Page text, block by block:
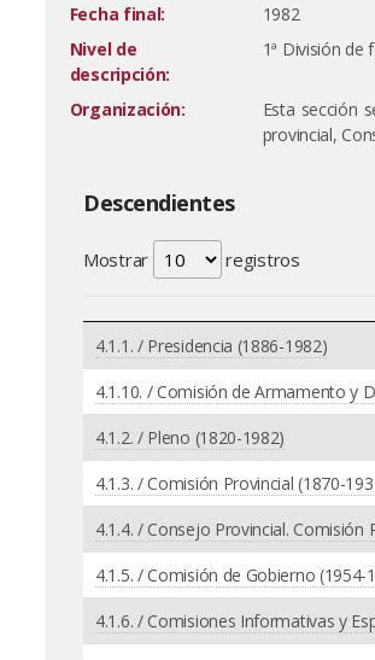
Fecha final:
1982
Nivel de
descripción:
1ª División de
Organización:
Esta sección
provincial,
Descendientes
Mostrar registros
4.1.1. / Presidencia (1886-1982)
4.1.10. / Comisión de Armamento y
4.1.2. / Pleno (1820-1982)
4.1.3. / Comisión Provincial (1870-
4.1.4. / Consejo Provincial. Comisión
4.1.5. / Comisión de Gobierno (1954-
4.1.6. / Comisiones Informativas y